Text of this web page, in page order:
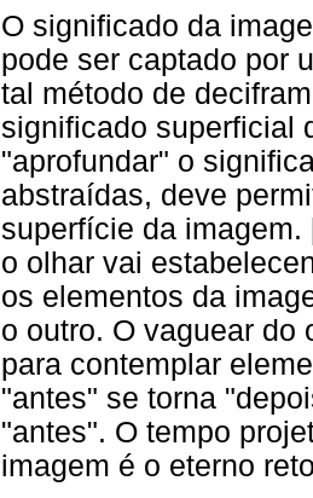
O significado da
pode ser captado por
tal método de
significado superficial
"aprofundar" o
abstraídas, deve
superfície da
o olhar vai
os elementos da
o outro. O vaguear do
para contemplar
"antes" se torna
"antes". O tempo
imagem é o eterno